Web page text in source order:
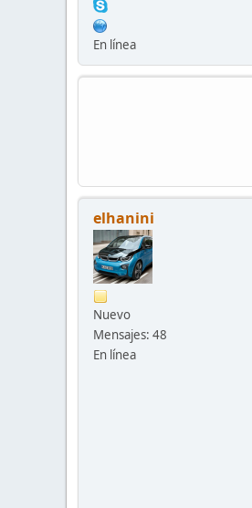
En línea
elhanini
Nuevo
Mensajes: 48
En línea